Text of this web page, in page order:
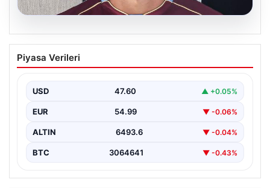
05.08.2026
Mohamed Salah daha maça çıkmadan
Victor Osimhen’i solladı!
Piyasa Verileri
USD 47.60 ▲ +0.05%
EUR 54.99 ▼ -0.06%
ALTIN 6493.6 ▼ -0.04%
BTC 3064641 ▼ -0.43%